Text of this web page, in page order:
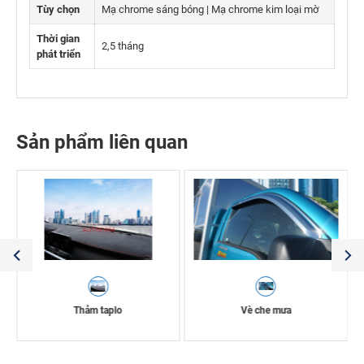
Tùy chọn Mạ chrome sáng bóng | Mạ chrome kim loại mờ
Thời gian
phát triển
2,5 tháng
Sản phẩm liên quan
Thảm taplo Vè che mưa